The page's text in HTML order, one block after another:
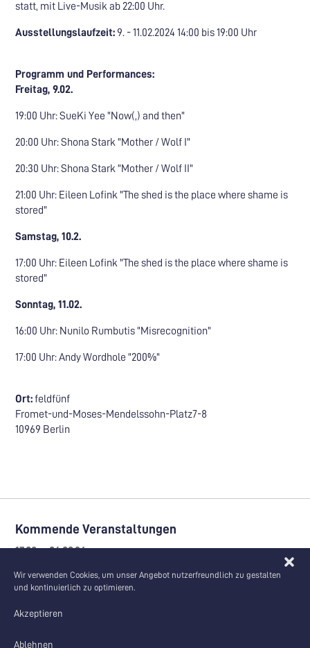
Wir verwenden Cookies, um unser Angebot nutzerfreundlich zu gestalten
und kontinuierlich zu optimieren.
Akzeptieren
Ablehnen
statt, mit Live-Musik ab 22:00 Uhr.
Ausstellungslaufzeit: 9. - 11.02.2024 14:00 bis 19:00 Uhr
Programm und Performances:
Freitag, 9.02.
19:00 Uhr: SueKi Yee "Now(,) and then"
20:00 Uhr: Shona Stark "Mother / Wolf I"
20:30 Uhr: Shona Stark "Mother / Wolf II"
21:00 Uhr: Eileen Lofink "The shed is the place where shame is
stored"
Samstag, 10.2.
17:00 Uhr: Eileen Lofink "The shed is the place where shame is
stored"
Sonntag, 11.02.
16:00 Uhr: Nunilo Rumbutis "Misrecognition"
17:00 Uhr: Andy Wordhole "200%"
Ort:feldfünf
Fromet-und-Moses-Mendelssohn-Platz7-8
10969 Berlin
Kommende Veranstaltungen
17.08. – 04.09.26
Sommerakademie zum SEZ Berlin